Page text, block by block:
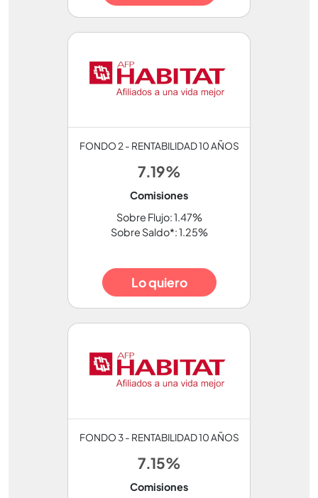
FONDO 2 - RENTABILIDAD 10 AÑOS
7.19%
Comisiones
Sobre Flujo: 1.47%
Sobre Saldo*: 1.25%
Lo quiero
FONDO 3 - RENTABILIDAD 10 AÑOS
7.15%
Comisiones